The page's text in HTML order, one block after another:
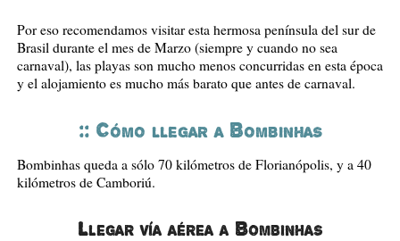
Por eso recomendamos visitar esta hermosa península del sur de
Brasil durante el mes de Marzo (siempre y cuando no sea
carnaval), las playas son mucho menos concurridas en esta época
y el alojamiento es mucho más barato que antes de carnaval.
:: Cómo llegar a Bombinhas
Bombinhas queda a sólo 70 kilómetros de Florianópolis, y a 40
kilómetros de Camboriú.
Llegar vía aérea a Bombinhas